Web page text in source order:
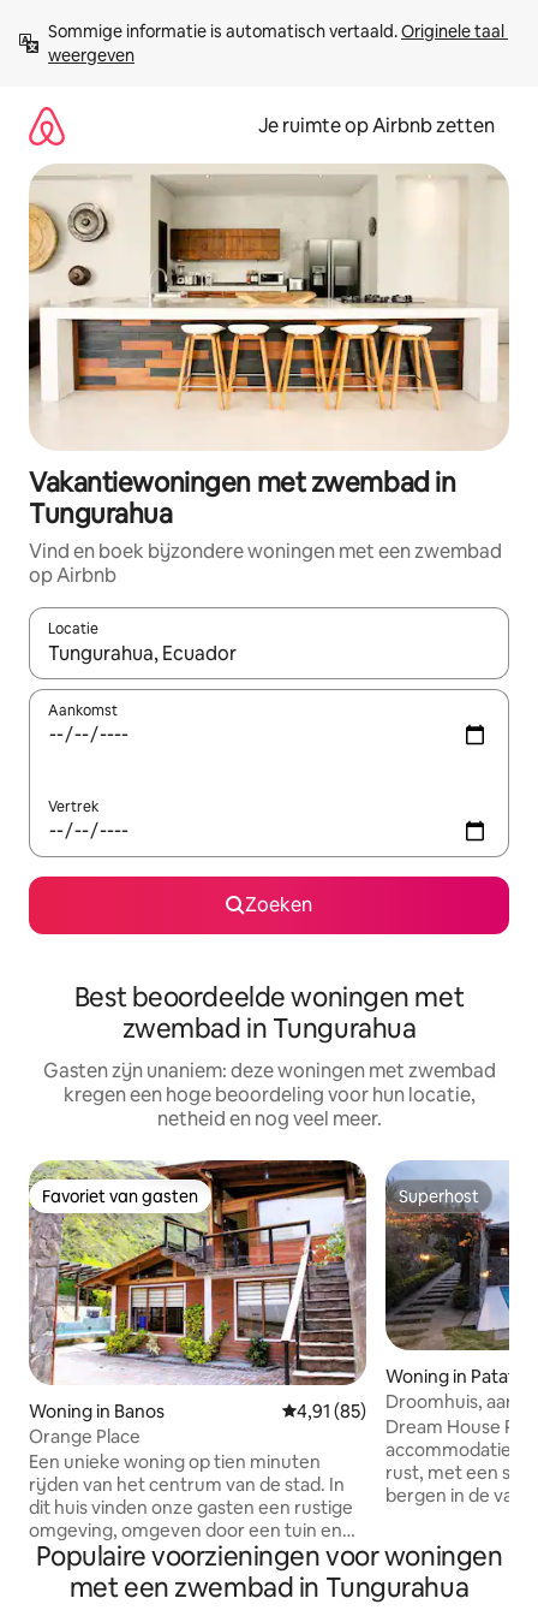
direct
naar
Sommige informatie is automatisch vertaald. Originele taal
weergeven
Je ruimte op Airbnb zetten
Vakantiewoningen met zwembad in
Tungurahua
Vind en boek bijzondere woningen met een zwembad
op Airbnb
Locatie
Wanneer er suggesties beschikbaar zijn, maak je een keuze
Aankomst
Vertrek
Zoeken
Best beoordeelde woningen met
zwembad in Tungurahua
Gasten zijn unaniem: deze woningen met zwembad
kregen een hoge beoordeling voor hun locatie,
netheid en nog veel meer.
Favoriet van gasten
Favoriet van gasten
Woning in Banos Gemiddelde beoordeling van
4,91 (85)
Orange Place
Een unieke woning op tien minuten
rijden van het centrum van de stad. In
dit huis vinden onze gasten een rustige
omgeving, omgeven door een tuin en
voldoende ruimte om met vrienden of
familie samen te komen. Onze
voorzieningen omvatten: een
Superhost
Superhost
Woning in Patate
Droomhuis,
zwembad,
Dream House
accommodatie
rust, met een
bergen in de
en de gezellige
ontspannen en
familie of
Populaire voorzieningen voor woningen
met een zwembad in Tungurahua